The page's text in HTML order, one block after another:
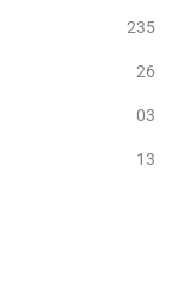
235
26
03
13